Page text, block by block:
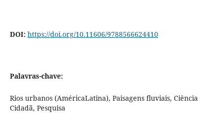
DOI: https://doi.org/10.11606/9788566624410
Palavras-chave:
Rios urbanos (AméricaLatina), Paisagens fluviais, Ciência
Cidadã, Pesquisa